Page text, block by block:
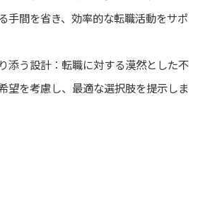
手間を省き、効率的な転職活動をサポ
添う設計：転職に対する漠然とした不
望を考慮し、最適な選択肢を提示しま